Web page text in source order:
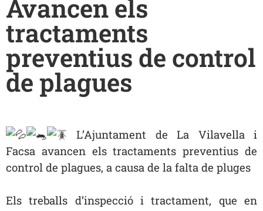
Avancen els
tractaments
preventius de control
de plagues
L’Ajuntament de La Vilavella i
Facsa avancen els tractaments preventius de
control de plagues, a causa de la falta de pluges
Els treballs d’inspecció i tractament, que en